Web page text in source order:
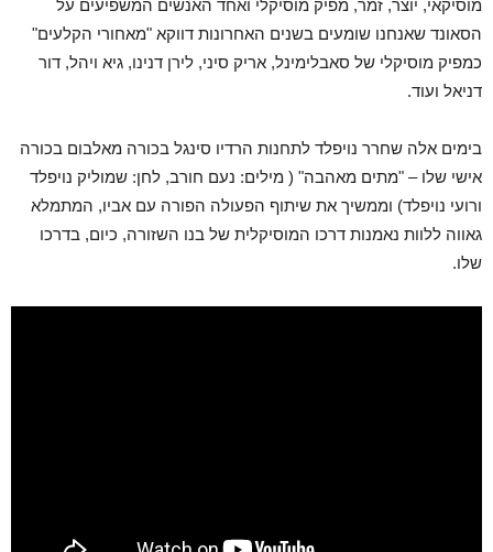
מוסיקאי, יוצר, זמר, מפיק מוסיקלי ואחד האנשים המשפיעים על
הסאונד שאנחנו שומעים בשנים האחרונות דווקא "מאחורי הקלעים"
כמפיק מוסיקלי של סאבלימינל, אריק סיני, לירן דנינו, גיא ויהל, דור
דניאל ועוד.
בימים אלה שחרר נויפלד לתחנות הרדיו סינגל בכורה מאלבום בכורה
אישי שלו – "מתים מאהבה" ( מילים: נעם חורב, לחן: שמוליק נויפלד
ורועי נויפלד) וממשיך את שיתוף הפעולה הפורה עם אביו, המתמלא
גאווה ללוות נאמנות דרכו המוסיקלית של בנו השזורה, כיום, בדרכו
שלו.